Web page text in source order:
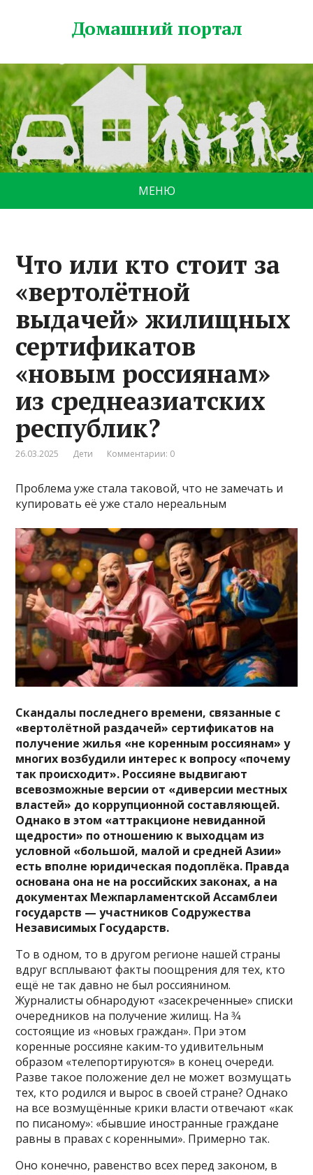
Домашний портал
МЕНЮ
Что или кто стоит за
«вертолётной
выдачей» жилищных
сертификатов
«новым россиянам»
из среднеазиатских
республик?
26.03.2025 Дети Комментарии: 0
Проблема уже стала таковой, что не замечать и
купировать её уже стало нереальным
Скандалы последнего времени, связанные с
«вертолётной раздачей» сертификатов на
получение жилья «не коренным россиянам» у
многих возбудили интерес к вопросу «почему
так происходит». Россияне выдвигают
всевозможные версии от «диверсии местных
властей» до коррупционной составляющей.
Однако в этом «аттракционе невиданной
щедрости» по отношению к выходцам из
условной «большой, малой и средней Азии»
есть вполне юридическая подоплёка. Правда
основана она не на российских законах, а на
документах Межпарламентской Ассамблеи
государств — участников Содружества
Независимых Государств.
То в одном, то в другом регионе нашей страны
вдруг всплывают факты поощрения для тех, кто
ещё не так давно не был россиянином.
Журналисты обнародуют «засекреченные» списки
очередников на получение жилищ. На 3⁄4
состоящие из «новых граждан». При этом
коренные россияне каким-то удивительным
образом «телепортируются» в конец очереди.
Разве такое положение дел не может возмущать
тех, кто родился и вырос в своей стране? Однако
на все возмущённые крики власти отвечают «как
по писаному»: «бывшие иностранные граждане
равны в правах с коренными». Примерно так.
Оно конечно, равенство всех перед законом, в